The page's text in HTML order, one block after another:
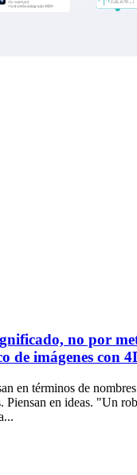
no por
de imágenes con
en términos de
Piensan en ideas. "Un